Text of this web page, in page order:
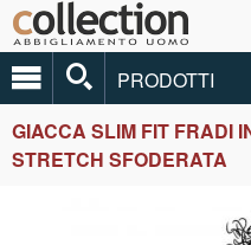
PRODOTTI
GIACCA SLIM FIT FRADI
STRETCH SFODERATA